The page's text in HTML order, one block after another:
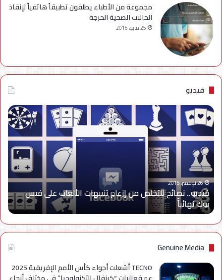
مجموعة من الأطباء يطلقون تطبيقاً هاتفياً لإنقاذ
الحالات الصحية الحرجة
25 مايو، 2016
فيديو
فيديو..
نصائح
للتخلص
من
إزعاج
تنبيهات
الألعاب
على
فيس
بوك
نهائياًَ
26 نوفمبر، 2015
فيديو.. نصائح للتخلص من إزعاج تنبيهات الألعاب على فيس
بوك نهائياًَ
Genuine Media
TECNO أشعلت أجواء كأس الأمم الإفريقية 2025